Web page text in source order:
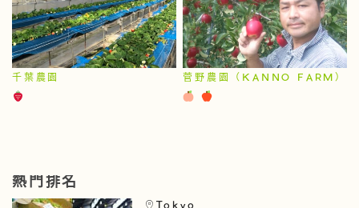
千葉農園 菅野農園（KANNO FARM）
熱門排名
Tokyo